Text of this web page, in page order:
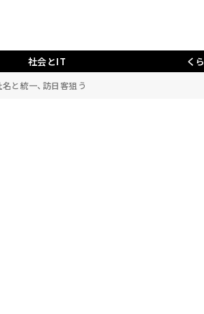
社会とIT く
と統一、訪日客狙う